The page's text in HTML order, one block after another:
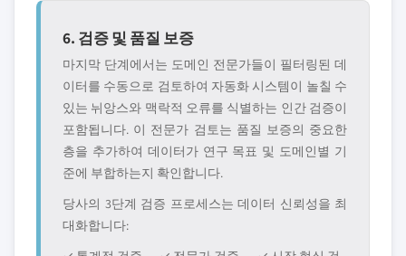
6. 검증 및 품질 보증
마지막 단계에서는 도메인 전문가들이 필터링된 데
이터를 수동으로 검토하여 자동화 시스템이 놀칠 수
있는 뉘앙스와 맥락적 오류를 식별하는 인간 검증이
포함됩니다. 이 전문가 검토는 품질 보증의 중요한
층을 추가하여 데이터가 연구 목표 및 도메인별 기
준에 부합하는지 확인합니다.
당사의 3단계 검증 프로세스는 데이터 신뢰성을 최
대화합니다: